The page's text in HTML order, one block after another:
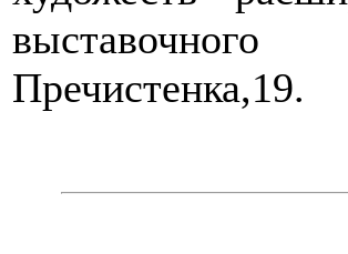
Пречистенка,19.